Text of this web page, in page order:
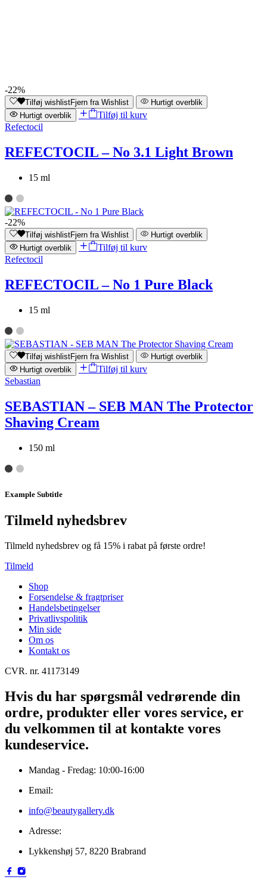
-22%
Tilføj wishlistFjern fra Wishlist
Hurtigt overblik
Hurtigt overblik
Tilføj til kurv
Refectocil
REFECTOCIL – No 3.1 Light Brown
15 ml
-22%
Tilføj wishlistFjern fra Wishlist
Hurtigt overblik
Hurtigt overblik
Tilføj til kurv
Refectocil
REFECTOCIL – No 1 Pure Black
15 ml
Tilføj wishlistFjern fra Wishlist
Hurtigt overblik
Hurtigt overblik
Tilføj til kurv
Sebastian
SEBASTIAN – SEB MAN The Protector
Shaving Cream
150 ml
Example Subtitle
Tilmeld nyhedsbrev
Tilmeld nyhedsbrev og få 15% i rabat på første ordre!
Tilmeld
Shop
Forsendelse & fragtpriser
Handelsbetingelser
Privatlivspolitik
Min side
Om os
Kontakt os
CVR. nr. 41173149
Hvis du har spørgsmål vedrørende din
ordre, produkter eller vores service, er
du velkommen til at kontakte vores
kundeservice.
Mandag - Fredag: 10:00-16:00
Email:
info@beautygallery.dk
Adresse:
Lykkenshøj 57, 8220 Brabrand